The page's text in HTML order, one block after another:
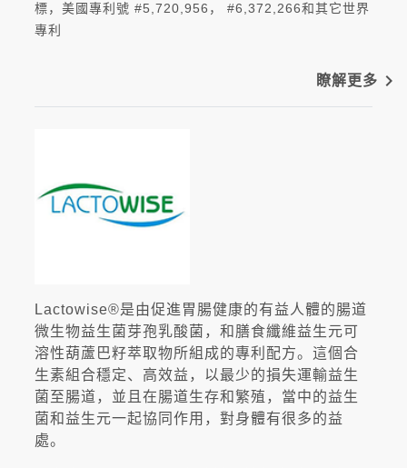
標，美國專利號 #5,720,956， #6,372,266和其它世界
專利
瞭解更多 navigate_next
Lactowise®是由促進胃腸健康的有益人體的腸道
微生物益生菌芽孢乳酸菌，和膳食纖維益生元可
溶性葫蘆巴籽萃取物所組成的專利配方。這個合
生素組合穩定、高效益，以最少的損失運輸益生
菌至腸道，並且在腸道生存和繁殖，當中的益生
菌和益生元一起協同作用，對身體有很多的益
處。